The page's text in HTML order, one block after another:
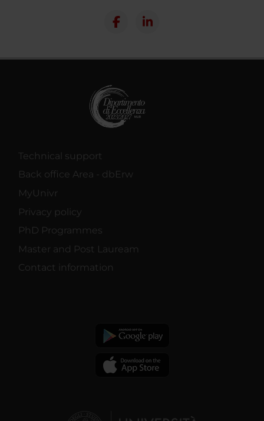
Technical support
Back office Area - dbErw
MyUnivr
Privacy policy
PhD Programmes
Master and Post Lauream
Contact information